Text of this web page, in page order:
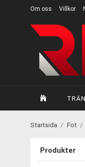
Om oss Villkor
Startsida / Fot /
Produkter